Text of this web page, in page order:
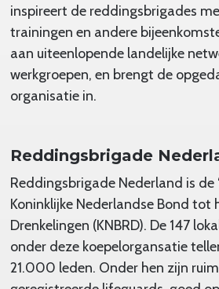
inspireert de reddingsbrigades
trainingen en andere
aan uiteenlopende landelijke
werkgroepen, en brengt de
organisatie in.
Reddingsbrigade
Reddingsbrigade Nederland is de
Koninklijke Nederlandse Bond tot
Drenkelingen (KNBRD). De 147
onder deze koepelorgansatie
21.000 leden. Onder hen zijn